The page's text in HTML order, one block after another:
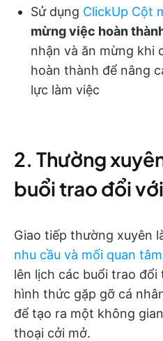
Sử dụng ClickUp Cột
mừng việc hoàn
nhận và ăn mừng khi
hoàn thành để nâng
lực làm việc
2. Thường
buổi trao đổi
Giao tiếp thường xuyên
nhu cầu và mối quan
lên lịch các buổi trao
hình thức gặp gỡ cá
để tạo ra một không
thoại cởi mở.